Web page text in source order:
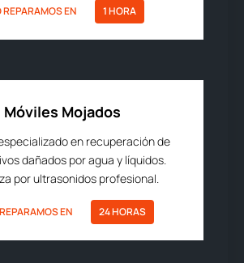
REPARAMOS EN 1 HORA
Móviles Mojados
en recuperación de
dañados por agua y líquidos.
por ultrasonidos profesional.
EN 24 HORAS